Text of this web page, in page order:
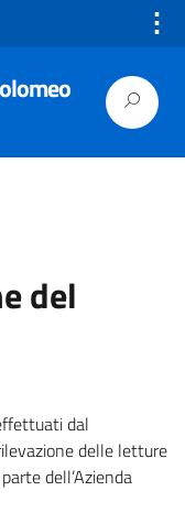
⋮
del
dal
delle letture
dell’Azienda